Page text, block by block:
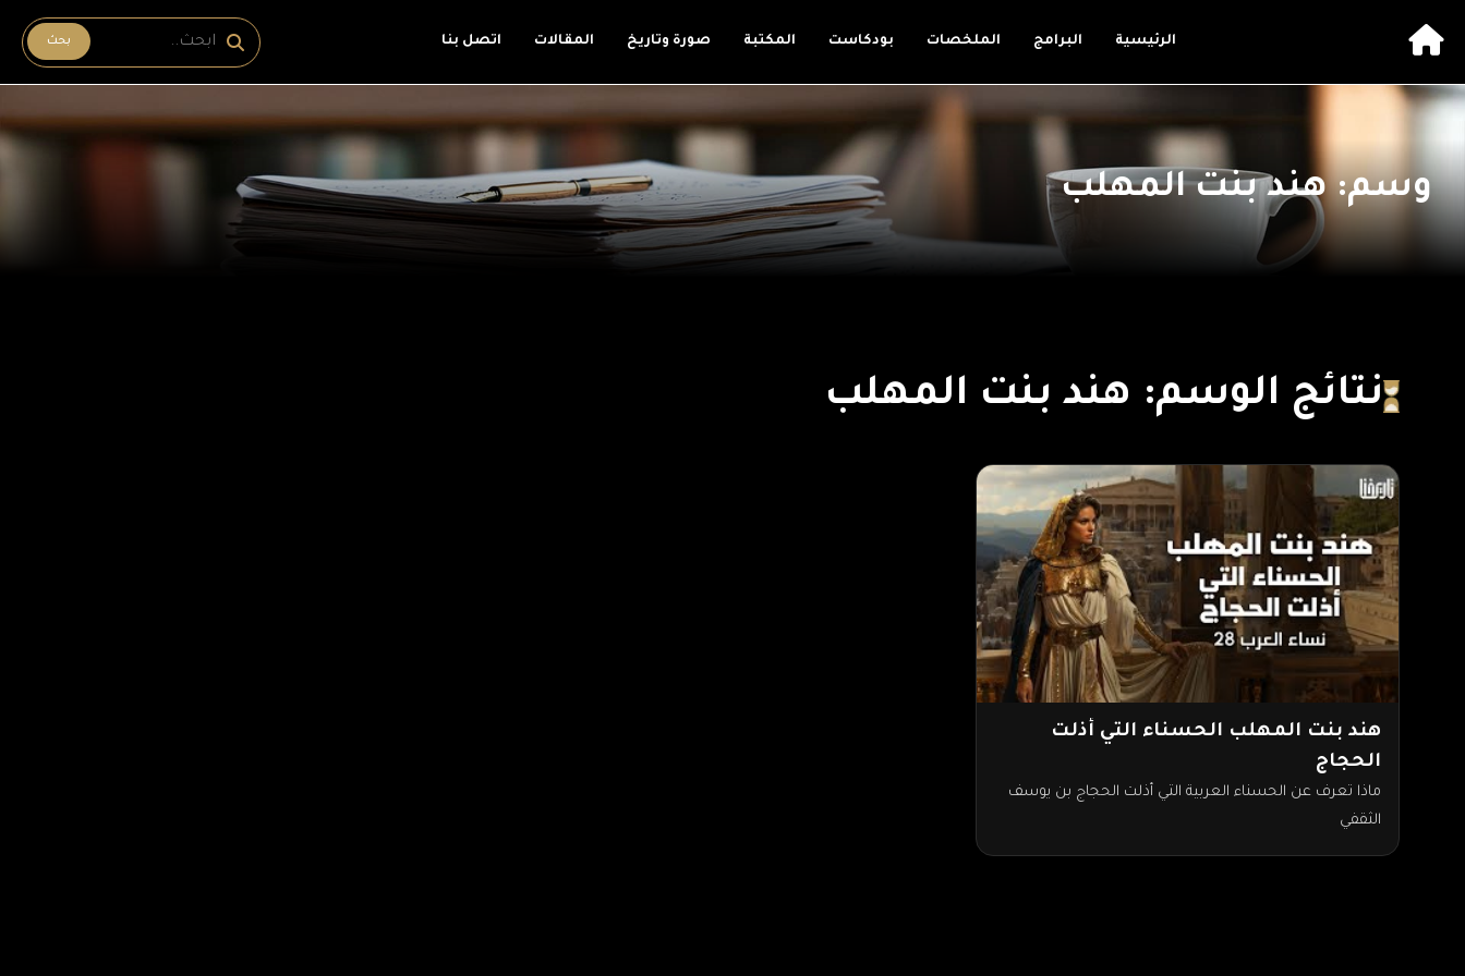
الرئيسية البرامج الملخصات بودكاست المكتبة صورة وتاريخ المقالات اتصل بنا بحث
وسم: هند بنت المهلب
نتائج الوسم: هند بنت المهلب
هند بنت المهلب الحسناء التي أذلت
الحجاج
ماذا تعرف عن الحسناء العربية التي أذلت الحجاج بن يوسف
الثقفي